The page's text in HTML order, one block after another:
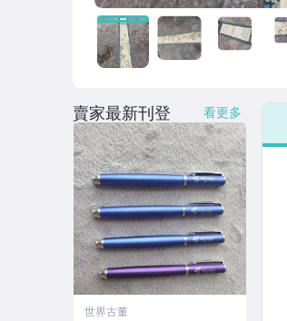
賣家最新刊登 看更多
世界古董